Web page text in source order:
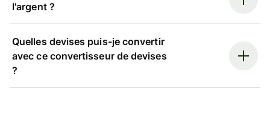
l'argent ?
Quelles devises puis-je convertir
avec ce convertisseur de devises
?